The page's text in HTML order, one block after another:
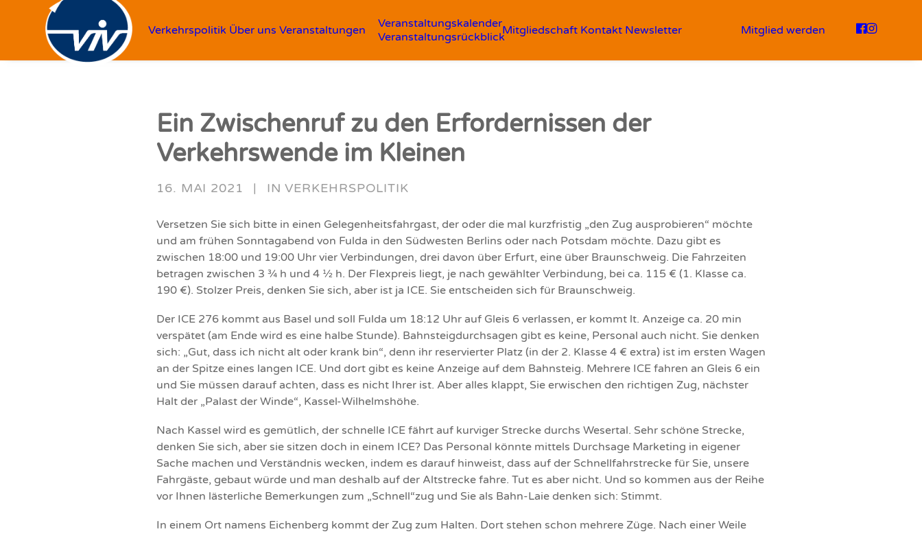
Verkehrspolitik Über uns Veranstaltungen
Veranstaltungskalender
VeranstaltungsrückblickMitgliedschaft Kontakt Newsletter Mitglied werden
Ein Zwischenruf zu den Erfordernissen der
Verkehrswende im Kleinen
16. MAI 2021 | INVERKEHRSPOLITIK
Versetzen Sie sich bitte in einen Gelegenheitsfahrgast, der oder die mal kurzfristig „den Zug ausprobieren“ möchte
und am frühen Sonntagabend von Fulda in den Südwesten Berlins oder nach Potsdam möchte. Dazu gibt es
zwischen 18:00 und 19:00 Uhr vier Verbindungen, drei davon über Erfurt, eine über Braunschweig. Die Fahrzeiten
betragen zwischen 3 ¾ h und 4 ½ h. Der Flexpreis liegt, je nach gewählter Verbindung, bei ca. 115 € (1. Klasse ca.
190 €). Stolzer Preis, denken Sie sich, aber ist ja ICE. Sie entscheiden sich für Braunschweig.
Der ICE 276 kommt aus Basel und soll Fulda um 18:12 Uhr auf Gleis 6 verlassen, er kommt lt. Anzeige ca. 20 min
verspätet (am Ende wird es eine halbe Stunde). Bahnsteigdurchsagen gibt es keine, Personal auch nicht. Sie denken
sich: „Gut, dass ich nicht alt oder krank bin“, denn ihr reservierter Platz (in der 2. Klasse 4 € extra) ist im ersten Wagen
an der Spitze eines langen ICE. Und dort gibt es keine Anzeige auf dem Bahnsteig. Mehrere ICE fahren an Gleis 6 ein
und Sie müssen darauf achten, dass es nicht Ihrer ist. Aber alles klappt, Sie erwischen den richtigen Zug, nächster
Halt der „Palast der Winde“, Kassel-Wilhelmshöhe.
Nach Kassel wird es gemütlich, der schnelle ICE fährt auf kurviger Strecke durchs Wesertal. Sehr schöne Strecke,
denken Sie sich, aber sie sitzen doch in einem ICE? Das Personal könnte mittels Durchsage Marketing in eigener
Sache machen und Verständnis wecken, indem es darauf hinweist, dass auf der Schnellfahrstrecke für Sie, unsere
Fahrgäste, gebaut würde und man deshalb auf der Altstrecke fahre. Tut es aber nicht. Und so kommen aus der Reihe
vor Ihnen lästerliche Bemerkungen zum „Schnell“zug und Sie als Bahn-Laie denken sich: Stimmt.
In einem Ort namens Eichenberg kommt der Zug zum Halten. Dort stehen schon mehrere Züge. Nach einer Weile